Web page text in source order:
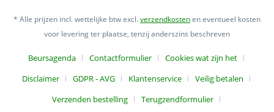
* Alle prijzen incl. wettelijke btw excl.verzendkostenen eventueel kosten
voor levering ter plaatse, tenzij anderszins beschreven
Beursagenda Contactformulier
Cookies wat zijn het
Disclaimer
GDPR - AVG Klantenservice
Veilig betalen
Verzenden bestelling
Terugzendformulier